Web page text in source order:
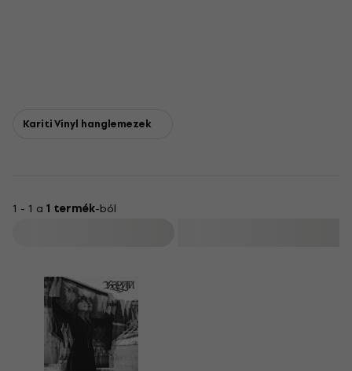
Kariti Vinyl hanglemezek
1 - 1 a 1 termék-ból